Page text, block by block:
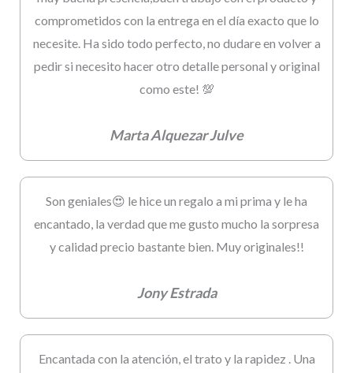
comprometidos con la entrega en el día exacto que lo
necesite. Ha sido todo perfecto, no dudare en volver a
pedir si necesito hacer otro detalle personal y original
como este! 💯
Marta Alquezar Julve
Son geniales😍 le hice un regalo a mi prima y le ha
encantado, la verdad que me gusto mucho la sorpresa
y calidad precio bastante bien. Muy originales!!
Jony Estrada
Encantada con la atención, el trato y la rapidez . Una